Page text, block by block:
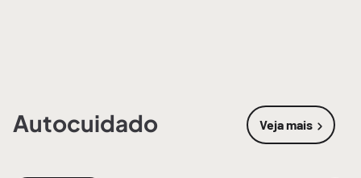
Autocuidado Veja mais
sobre